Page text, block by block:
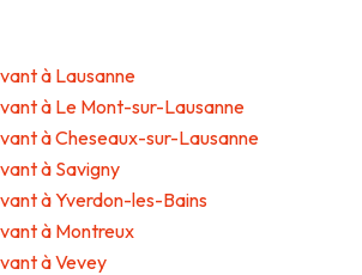
à Lausanne
à Le Mont-sur-Lausanne
à Cheseaux-sur-Lausanne
à Savigny
à Yverdon-les-Bains
à Montreux
à Vevey